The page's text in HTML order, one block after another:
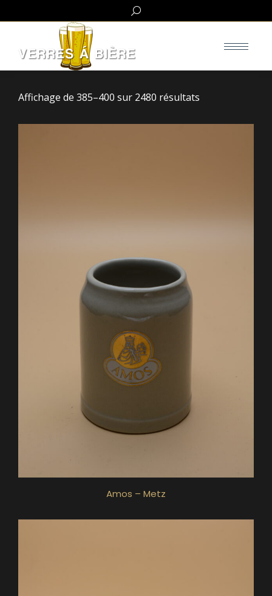
Search:
Affichage de 385–400 sur 2480 résultats
Amos – Metz